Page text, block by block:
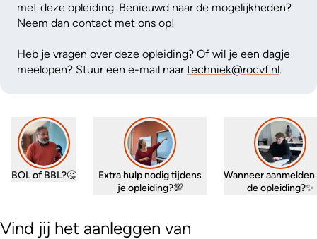
met deze opleiding. Benieuwd naar de mogelijkheden?
Neem dan contact met ons op!
Heb je vragen over deze opleiding? Of wil je een dagje
meelopen? Stuur een e-mail naartechniek@rocvf.nl.
BOL of BBL?🤔
Extra hulp nodig tijdens
je opleiding?💯
Wanneer
de opleiding?✨
Vind jij het aanleggen van